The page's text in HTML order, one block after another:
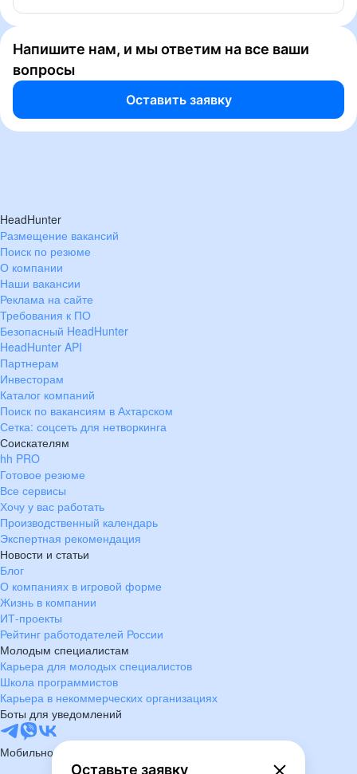
УКЭП
Напишите нам, и мы ответим на все ваши
вопросы
Оставить заявку
Оставьте заявку
HeadHunter
Размещение вакансий
Поиск по резюме
О компании
Наши вакансии
Реклама на сайте
Требования к ПО
Безопасный HeadHunter
HeadHunter API
Партнерам
Инвесторам
Каталог компаний
Поиск по вакансиям в Ахтарском
Сетка: соцсеть для нетворкинга
Соискателям
hh PRO
Готовое резюме
Все сервисы
Хочу у вас работать
Производственный календарь
Экспертная рекомендация
Новости и статьи
Блог
О компаниях в игровой форме
Жизнь в компании
ИТ-проекты
Рейтинг работодателей России
Молодым специалистам
Карьера для молодых специалистов
Школа программистов
Карьера в некоммерческих организациях
Боты для уведомлений
Мобильное приложение